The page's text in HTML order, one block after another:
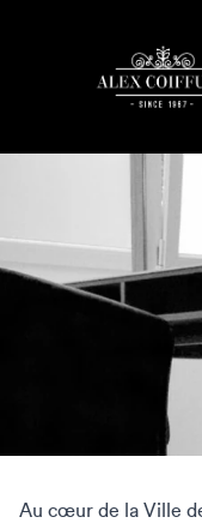
Au cœur de la Ville